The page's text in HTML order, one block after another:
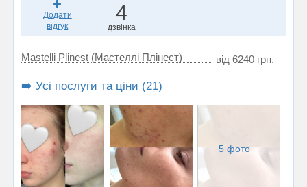
Додати
відгук
4
дзвінка
Mastelli Plinest (Мастеллі Плінест) від 6240 грн.
➡️ Усі послуги та ціни (21)
5 фото